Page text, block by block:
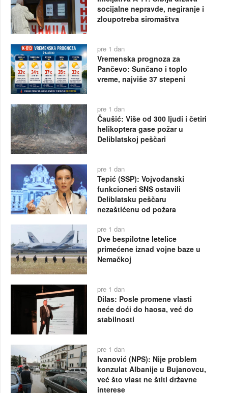
socijalne nepravde, negiranje i
zloupotreba siromaštva
pre 1 dan
Vremenska prognoza za
Pančevo: Sunčano i toplo
vreme, najviše 37 stepeni
pre 1 dan
Čaušić: Više od 300 ljudi i četiri
helikoptera gase požar u
Deliblatskoj peščari
pre 1 dan
Tepić (SSP): Vojvođanski
funkcioneri SNS ostavili
Deliblatsku peščaru
nezaštićenu od požara
pre 1 dan
Dve bespilotne letelice
primećene iznad vojne baze u
Nemačkoj
pre 1 dan
Đilas: Posle promene vlasti
neće doći do haosa, već do
stabilnosti
pre 1 dan
Ivanović (NPS): Nije problem
konzulat Albanije u Bujanovcu,
već što vlast ne štiti državne
interese